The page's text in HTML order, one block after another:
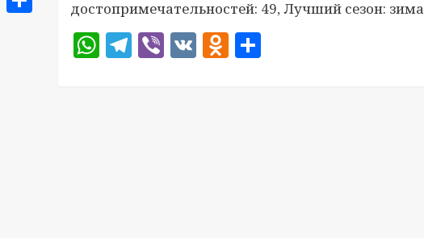
достопримечательностей: 49, Лучший сезон: зима
WhatsApp
Telegram
Viber
VKOdnoklassniki